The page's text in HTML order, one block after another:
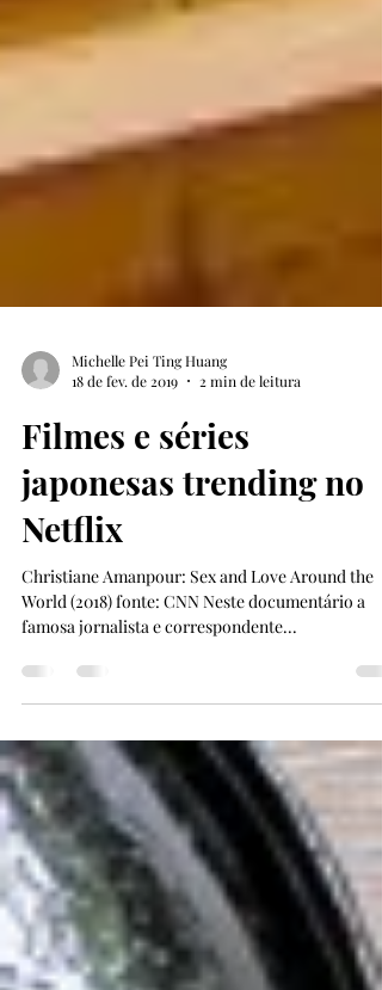
Michelle Pei Ting Huang
18 de fev. de 2019
Filmes e séries
japonesas trending no
Netflix
Christiane Amanpour: Sex and Love Around the
famosa jornalista e correspondente...